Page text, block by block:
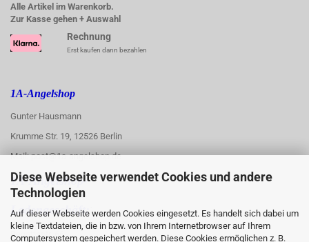
Diese Webseite verwendet Cookies und andere
Technologien
Auf dieser Webseite werden Cookies eingesetzt. Es handelt sich dabei um
kleine Textdateien, die in bzw. von Ihrem Internetbrowser auf Ihrem
Computersystem gespeichert werden. Diese Cookies ermöglichen z. B.
Alle Artikel im Warenkorb.
Zur Kasse gehen + Auswahl
Rechnung
Erst kaufen dann bezahlen
1A-Angelshop
Gunter Hausmann
Krumme Str. 19, 12526 Berlin
Mail: post@1a-angelshop.de
1A-Angelshop-
Ladengeschäft::
Regattastr. 66